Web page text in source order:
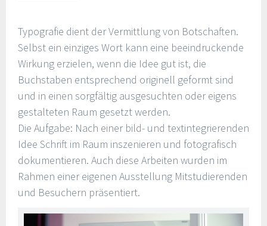
Typografie dient der Vermittlung von Botschaften.
Selbst ein einziges Wort kann eine beeindruckende
Wirkung erzielen, wenn die Idee gut ist, die
Buchstaben entsprechend originell geformt sind
und in einen sorgfältig ausgesuchten oder eigens
gestalteten Raum gesetzt werden.
Die Aufgabe: Nach einer bild- und textintegrierenden
Idee Schrift im Raum inszenieren und fotografisch
dokumentieren. Auch diese Arbeiten wurden im
Rahmen einer eigenen Ausstellung Mitstudierenden
und Besuchern präsentiert.